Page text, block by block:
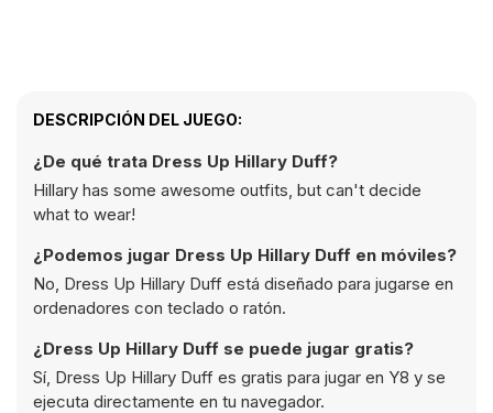
DESCRIPCIÓN DEL JUEGO:
¿De qué trata Dress Up Hillary Duff?
Hillary has some awesome outfits, but can't decide
what to wear!
¿Podemos jugar Dress Up Hillary Duff en móviles?
No, Dress Up Hillary Duff está diseñado para jugarse en
ordenadores con teclado o ratón.
¿Dress Up Hillary Duff se puede jugar gratis?
Sí, Dress Up Hillary Duff es gratis para jugar en Y8 y se
ejecuta directamente en tu navegador.